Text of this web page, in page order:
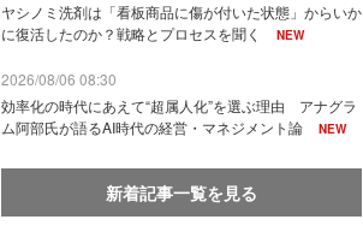
ヤシノミ洗剤は「看板商品に傷が付いた状態」からいか
に復活したのか？戦略とプロセスを聞く
NEW
2026/08/06 08:30
効率化の時代にあえて“超属人化”を選ぶ理由 アナグラ
ム阿部氏が語るAI時代の経営・マネジメント論
NEW
新着記事一覧を見る